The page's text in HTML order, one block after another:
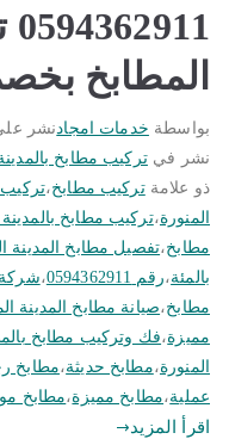
المطابخ بخصم
بواسطة خدمات امجادنشر
نشر فيتركيب مطابخ
ذو علامةتركيب مطابخ،تركيب
المنورة،تركيب مطابخ بالمدينة
مطابخ،تفصيل مطابخ المدينة
بالمئة،رقم 0594362911 ،شركة
مطابخ،صيانة مطابخ المدينة
مميزة،فك وتركيب مطابخ
المنورة،مطابخ حديثة،مطابخ
عملية،مطابخ مميزة،مطابخ
اقرأ المزيد